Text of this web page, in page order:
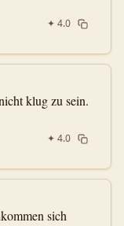
✦ 4.0
klug zu sein.
✦ 4.0
sich